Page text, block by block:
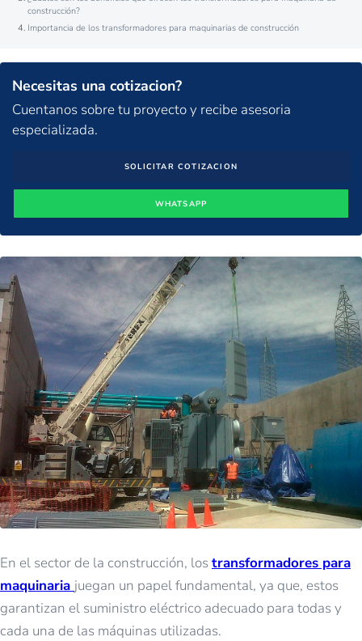
construcción?
Importancia de los transformadores para maquinarias de construcción
Necesitas una cotizacion?
Cuentanos sobre tu proyecto y recibe asesoria
especializada.
SOLICITAR COTIZACION
WHATSAPP
En el sector de la construcción, lostransformadores para
maquinaria juegan un papel fundamental, ya que, estos
garantizan el suministro eléctrico adecuado para todas y
cada una de las máquinas utilizadas.